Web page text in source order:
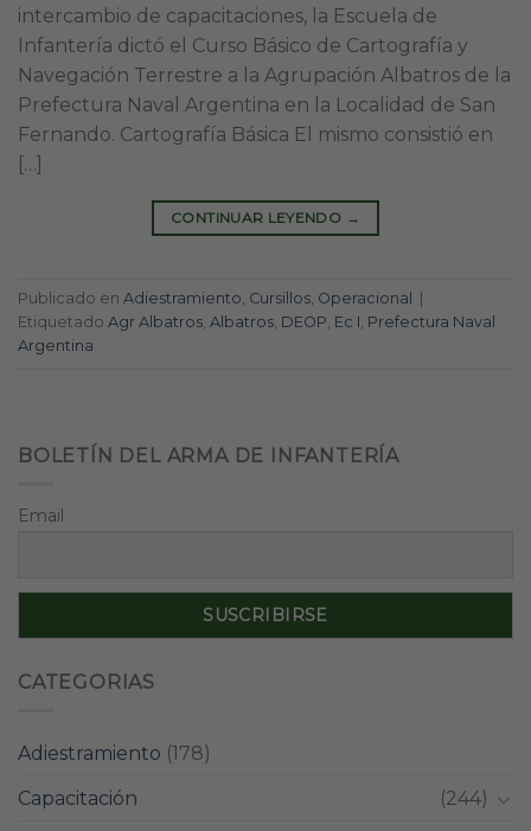
intercambio de capacitaciones, la Escuela de
Infantería dictó el Curso Básico de Cartografía y
Navegación Terrestre a la Agrupación Albatros de la
Prefectura Naval Argentina en la Localidad de San
Fernando. Cartografía Básica El mismo consistió en
[…]
CONTINUAR LEYENDO →
Publicado en Adiestramiento Cursillos Operacional
Etiquetado Agr Albatros Albatros DEOP Ec I Prefectura Naval
Argentina
BOLETÍN DEL ARMA DE INFANTERÍA
Email
CATEGORIAS
Adiestramiento (178)
Capacitación
(244)